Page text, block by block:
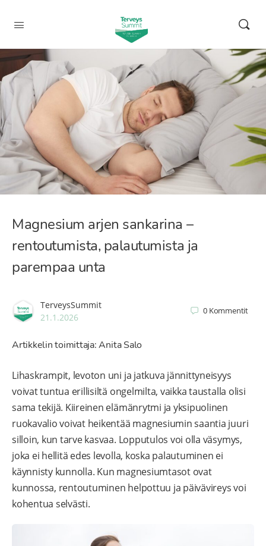
Magnesium arjen sankarina –
rentoutumista, palautumista ja
parempaa unta
TerveysSummit
21.1.2026
0 Kommentit
Artikkelin toimittaja: Anita Salo
Lihaskrampit, levoton uni ja jatkuva jännittyneisyys
voivat tuntua erillisiltä ongelmilta, vaikka taustalla olisi
sama tekijä. Kiireinen elämänrytmi ja yksipuolinen
ruokavalio voivat heikentää magnesiumin saantia juuri
silloin, kun tarve kasvaa. Lopputulos voi olla väsymys,
joka ei hellitä edes levolla, koska palautuminen ei
käynnisty kunnolla. Kun magnesiumtasot ovat
kunnossa, rentoutuminen helpottuu ja päivävireys voi
kohentua selvästi.